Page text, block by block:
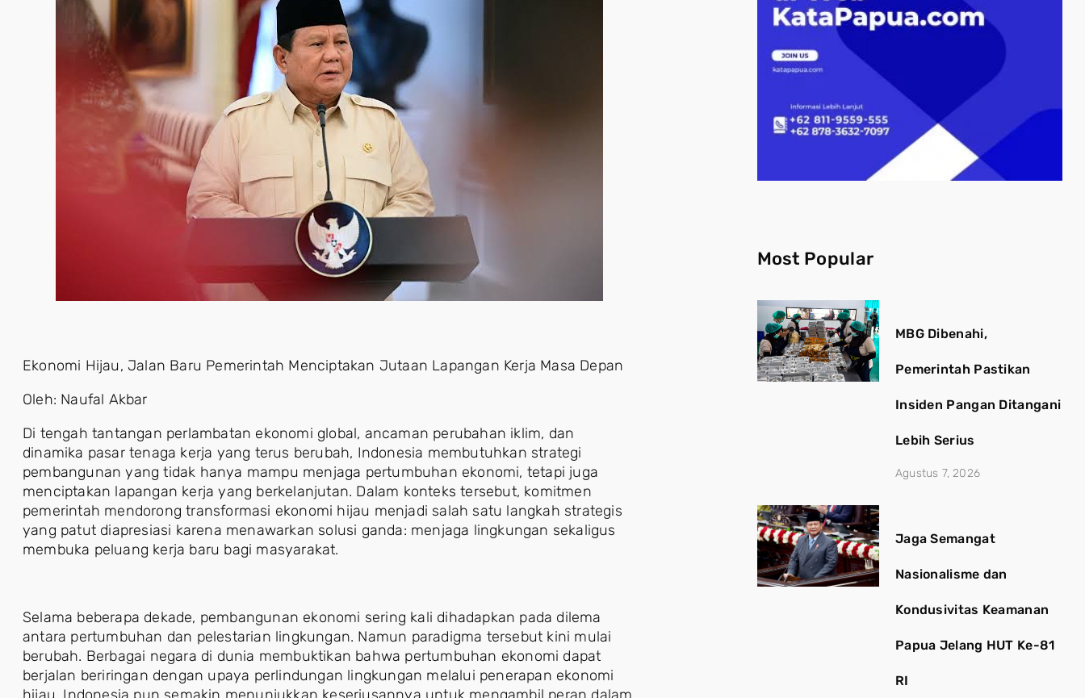
Ekonomi Hijau, Jalan Baru Pemerintah Menciptakan Jutaan Lapangan Kerja Masa Depan
Oleh: Naufal Akbar
Di tengah tantangan perlambatan ekonomi global, ancaman perubahan iklim, dan
dinamika pasar tenaga kerja yang terus berubah, Indonesia membutuhkan strategi
pembangunan yang tidak hanya mampu menjaga pertumbuhan ekonomi, tetapi juga
menciptakan lapangan kerja yang berkelanjutan. Dalam konteks tersebut, komitmen
pemerintah mendorong transformasi ekonomi hijau menjadi salah satu langkah strategis
yang patut diapresiasi karena menawarkan solusi ganda: menjaga lingkungan sekaligus
membuka peluang kerja baru bagi masyarakat.
Selama beberapa dekade, pembangunan ekonomi sering kali dihadapkan pada dilema
antara pertumbuhan dan pelestarian lingkungan. Namun paradigma tersebut kini mulai
berubah. Berbagai negara di dunia membuktikan bahwa pertumbuhan ekonomi dapat
berjalan beriringan dengan upaya perlindungan lingkungan melalui penerapan ekonomi
hijau. Indonesia pun semakin menunjukkan keseriusannya untuk mengambil peran dalam
Most Popular
MBG Dibenahi,
Pemerintah Pastikan
Insiden Pangan Ditangani
Lebih Serius
Agustus 7, 2026
Jaga Semangat
Nasionalisme dan
Kondusivitas Keamanan
Papua Jelang HUT Ke-81
RI